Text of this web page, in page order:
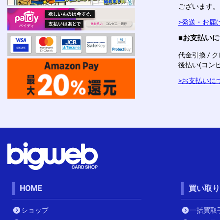
ございます
>発送・お届
■お支払い
代金引換 /
後払い(コン
>お支払いに
HOME
ショップ
買い取り
一括買取